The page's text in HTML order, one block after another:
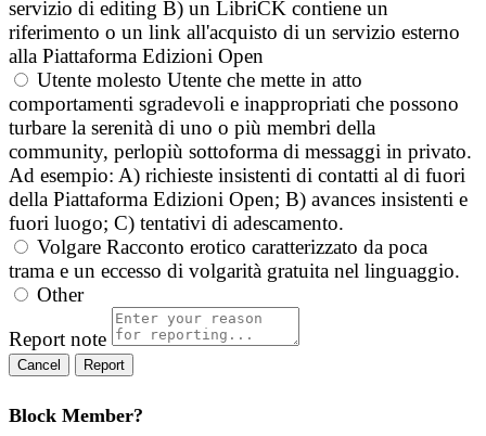
servizio di editing B) un LibriCK contiene un
riferimento o un link all'acquisto di un servizio esterno
alla Piattaforma Edizioni Open
Utente molesto Utente che mette in atto
comportamenti sgradevoli e inappropriati che possono
turbare la serenità di uno o più membri della
community, perlopiù sottoforma di messaggi in privato.
Ad esempio: A) richieste insistenti di contatti al di fuori
della Piattaforma Edizioni Open; B) avances insistenti e
fuori luogo; C) tentativi di adescamento.
Volgare Racconto erotico caratterizzato da poca
trama e un eccesso di volgarità gratuita nel linguaggio.
Other
Report note
Report
Block Member?